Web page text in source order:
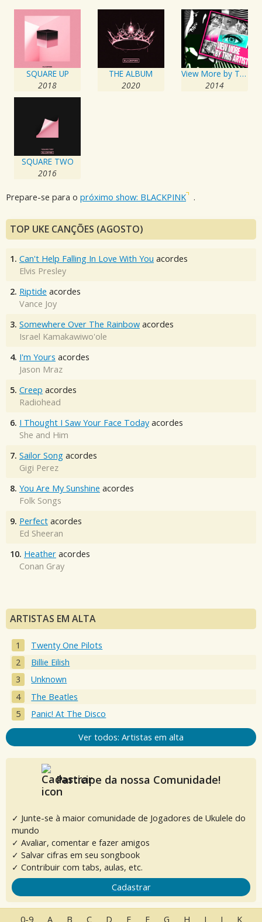
SQUARE UP
2018
THE ALBUM
2020
View More by This Artist
2014
SQUARE TWO
2016
Prepare-se para o próximo show: BLACKPINK .
TOP UKE CANÇÕES (AGOSTO)
1. Can't Help Falling In Love With You acordes
Elvis Presley
2. Riptide acordes
Vance Joy
3. Somewhere Over The Rainbow acordes
Israel Kamakawiwo'ole
4. I'm Yours acordes
Jason Mraz
5. Creep acordes
Radiohead
6. I Thought I Saw Your Face Today acordes
She and Him
7. Sailor Song acordes
Gigi Perez
8. You Are My Sunshine acordes
Folk Songs
9. Perfect acordes
Ed Sheeran
10. Heather acordes
Conan Gray
ARTISTAS EM ALTA
Twenty One Pilots
Billie Eilish
Unknown
The Beatles
Panic! At The Disco
Ver todos: Artistas em alta
Participe da nossa Comunidade!
✓ Junte-se à maior comunidade de Jogadores de Ukulele do
mundo
✓ Avaliar, comentar e fazer amigos
✓ Salvar cifras em seu songbook
✓ Contribuir com tabs, aulas, etc.
Cadastrar
0-9 A B C D E F G H I J K